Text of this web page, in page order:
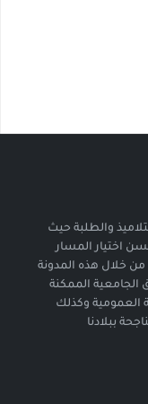
والطلبة حيث
اختيار المسار
خلال هذه المدونة
الجامعية الممكنة
العمومية وكذلك
ببلادنا